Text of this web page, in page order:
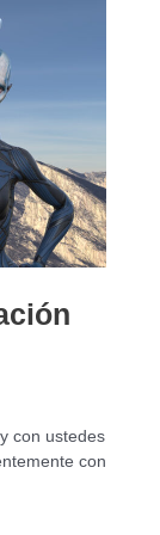
con ustedes
con